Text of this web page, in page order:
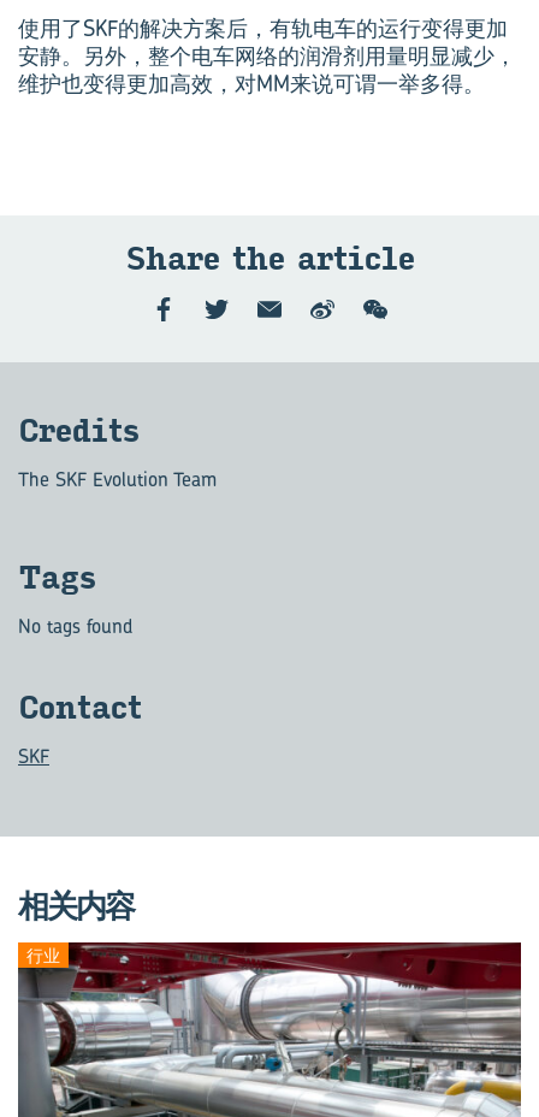
使用了SKF的解决方案后，有轨电车的运行变得更加
安静。另外，整个电车网络的润滑剂用量明显减少，
维护也变得更加高效，对MM来说可谓一举多得。
Share the art­icle
Cred­its
The SKF Evolution Team
Tags
No tags found
Con­tact
SKF
相关内容
行业